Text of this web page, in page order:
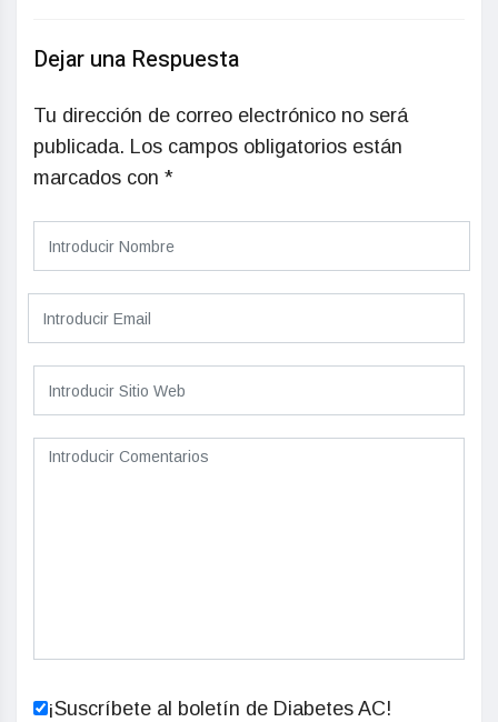
Dejar una Respuesta
Tu dirección de correo electrónico no será
publicada. Los campos obligatorios están
marcados con *
¡Suscríbete al boletín de Diabetes AC!